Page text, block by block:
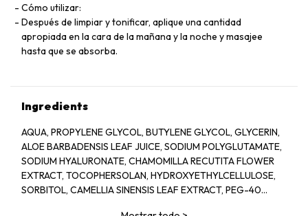
Cómo utilizar:
Después de limpiar y tonificar, aplique una cantidad
apropiada en la cara de la mañana y la noche y masajee
hasta que se absorba.
Ingredients
AQUA, PROPYLENE GLYCOL, BUTYLENE GLYCOL, GLYCERIN,
ALOE BARBADENSIS LEAF JUICE, SODIUM POLYGLUTAMATE,
SODIUM HYALURONATE, CHAMOMILLA RECUTITA FLOWER
EXTRACT, TOCOPHERSOLAN, HYDROXYETHYLCELLULOSE,
SORBITOL, CAMELLIA SINENSIS LEAF EXTRACT, PEG-40